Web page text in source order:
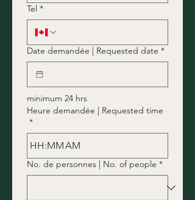
Tel *
Date demandée | Requested date *
minimum 24 hrs
Heure demandée | Requested time
*
: AM
No. de personnes | No. of people *